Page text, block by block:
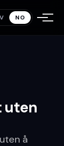
NO
uten
å